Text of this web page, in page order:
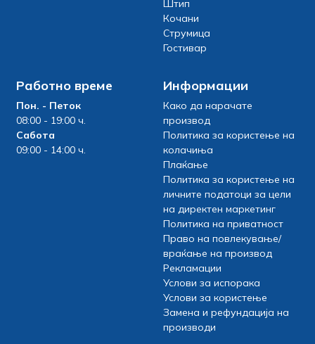
Штип
Кочани
Струмица
Гостивар
Работно време
Пон. - Петок
08:00 - 19:00 ч.
Сабота
09:00 - 14:00 ч.
Информации
Како да нарачате
производ
Политика за користење на
колачиња
Плаќање
Политика за користење на
личните податоци за цели
на директен маркетинг
Политика на приватност
Право на повлекување/
враќање на производ
Рекламации
Услови за испорака
Услови за користење
Замена и рефундација на
производи